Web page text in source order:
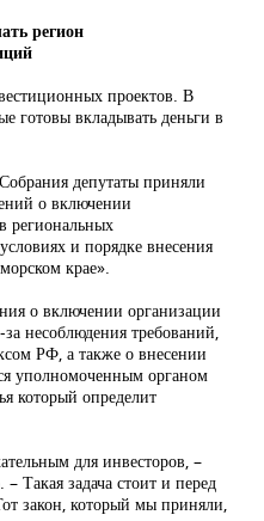
регион
проектов. В
готовы вкладывать деньги в
депутаты приняли
о включении
региональных
и порядке внесения
крае».
о включении организации
несоблюдения требований,
РФ, а также о внесении
уполномоченным органом
который определит
для инвесторов, –
Такая задача стоит и перед
закон, который мы приняли,